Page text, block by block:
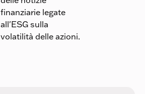
finanziarie legate
all'ESG sulla
volatilità delle azioni.